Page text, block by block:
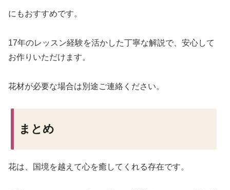
にもおすすめです。
17年のレッスン経験を活かした丁寧な解説で、安心して
お作りいただけます。
花材が必要な場合は別途ご連絡ください。
まとめ
花は、国境を越えて心を癒してくれる存在です。